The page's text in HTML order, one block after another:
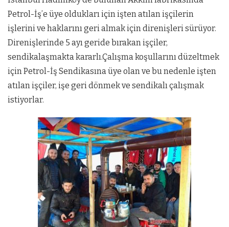
Petrol-İş’e üye oldukları için işten atılan işçilerin
işlerini ve haklarını geri almak için direnişleri sürüyor.
Direnişlerinde 5 ayı geride bırakan işçiler,
sendikalaşmakta kararlı.Çalışma koşullarını düzeltmek
için Petrol-İş Sendikasına üye olan ve bu nedenle işten
atılan işçiler, işe geri dönmek ve sendikalı çalışmak
istiyorlar.